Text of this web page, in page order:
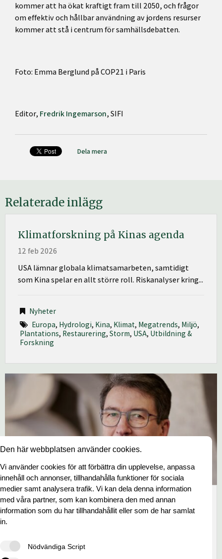
kommer att ha ökat kraftigt fram till 2050, och frågor
om effektiv och hållbar användning av jordens resurser
kommer att stå i centrum för samhällsdebatten.
Foto: Emma Berglund på COP21 i Paris
Editor, Fredrik Ingemarson, SIFI
Dela mera
Relaterade inlägg
Klimatforskning på Kinas agenda
12 feb 2026
USA lämnar globala klimatsamarbeten, samtidigt
som Kina spelar en allt större roll. Riskanalyser kring...
Nyheter
Europa, Hydrologi, Kina, Klimat, Megatrends, Miljö,
Plantations, Restaurering, Storm, USA, Utbildning &
Forskning
Anders Portin ny ordförande för PEFC
Finland
Portin efterträder Kimmo Tiilikaista, som
Den här webbplatsen använder cookies.
Vi använder cookies för att förbättra din upplevelse, anpassa
innehåll och annonser, tillhandahålla funktioner för sociala
medier samt analysera trafik. Vi kan dela denna information
med våra partner, som kan kombinera den med annan
information som du har tillhandahållit eller som de har samlat
in.
Nödvändiga Script